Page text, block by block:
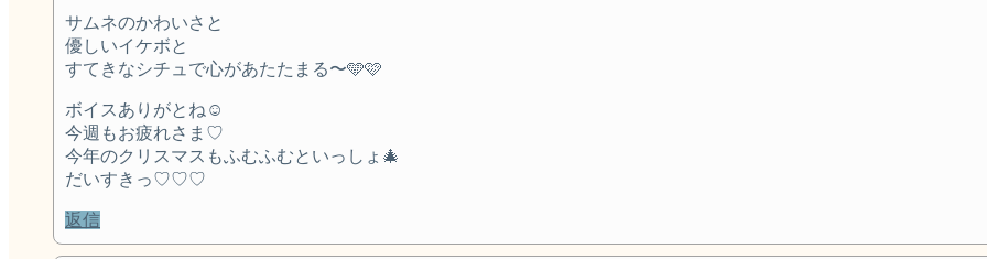
サムネのかわいさと
優しいイケボと
すてきなシチュで心があたたまる〜🩵🩷
ボイスありがとね☺️
今週もお疲れさま♡
今年のクリスマスもふむふむといっしょ🎄
だいすきっ♡♡♡
返信